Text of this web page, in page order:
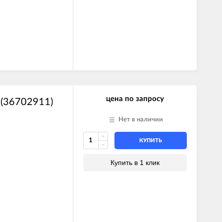
(36702911)
цена по запросу
Нет в наличии
КУПИТЬ
Купить в 1 клик